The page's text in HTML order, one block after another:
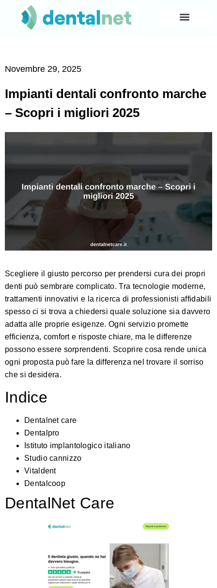
Novembre 29, 2025
Impianti dentali confronto marche
– Scopri i migliori 2025
Scegliere il giusto percorso per prendersi cura dei propri
denti può sembrare complicato. Tra tecnologie moderne,
trattamenti innovativi e la ricerca di professionisti affidabili
spesso ci si trova a chiedersi quale soluzione sia davvero
adatta alle proprie esigenze. Ogni servizio promette
efficienza, comfort e risposte chiare, ma le differenze
possono essere sorprendenti. Scoprire cosa rende unica
ogni proposta può fare la differenza nel trovare il sorriso
che si desidera.
Indice
Dentalnet care
Dentalpro
Istituto implantologico italiano
Studio cannizzo
Vitaldent
Dentalcoop
DentalNet Care